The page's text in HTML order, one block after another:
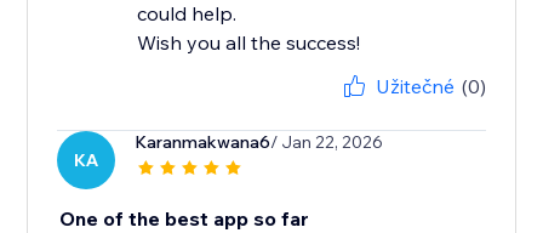
could help.
Wish you all the success!
Užitečné (0)
KA
Karanmakwana6/ Jan 22, 2026
One of the best app so far